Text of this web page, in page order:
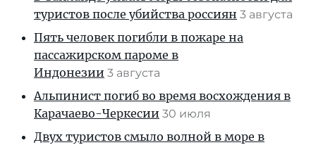
туристов после убийства россиян 3 августа
Пять человек погибли в пожаре на
пассажирском пароме в
Индонезии 3 августа
Альпинист погиб во время восхождения в
Карачаево-Черкесии 30 июля
Двух туристов смыло волной в море в